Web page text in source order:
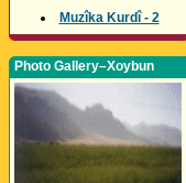
Muzîka Kurdî - 2
Photo Gallery–Xoybun